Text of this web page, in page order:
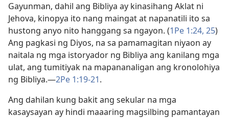
Gayunman, dahil ang Bibliya ay kinasihang Aklat ni
Jehova, kinopya ito nang maingat at napanatili ito sa
hustong anyo nito hanggang sa ngayon. (1Pe 1:24, 25)
Ang pagkasi ng Diyos, na sa pamamagitan niyaon ay
naitala ng mga istoryador ng Bibliya ang kanilang mga
ulat, ang tumitiyak na mapananaligan ang kronolohiya
ng Bibliya.​—2Pe 1:19-21.
Ang dahilan kung bakit ang sekular na mga
kasaysayan ay hindi maaaring magsilbing pamantayan